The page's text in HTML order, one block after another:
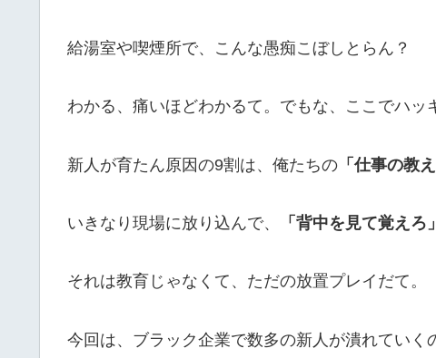
給湯室や喫煙所で、こんな愚痴こぼしとらん？
わかる、痛いほどわかるて。でもな、ここでハッ
新人が育たん原因の9割は、俺たちの 「仕事の教
いきなり現場に放り込んで、 「背中を見て覚えろ」
それは教育じゃなくて、ただの放置プレイだて。
今回は、ブラック企業で数多の新人が潰れていく